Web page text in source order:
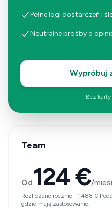
Pełne logi dostarczeń i
Neutralne prośby o
Wypróbuj
Bez
Team
Od124 €/
Rozliczane rocznie · 1 488 €
gdzie mają zastosowanie.